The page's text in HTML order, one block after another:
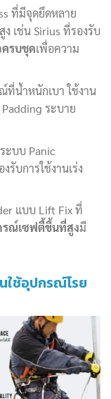
ที่มีจุดยึดหลาย
เช่น Sirius ที่รองรับ
รบชุดเพื่อความ
ที่น้ำหนักเบา ใช้งาน
ระบาย
ะบบ Panic
รับการใช้งานเร่ง
แบบ Lift Fix ที่
ณ์เซฟตี้ขึ้นที่สูงมี
ใช้อุปกรณ์โรย